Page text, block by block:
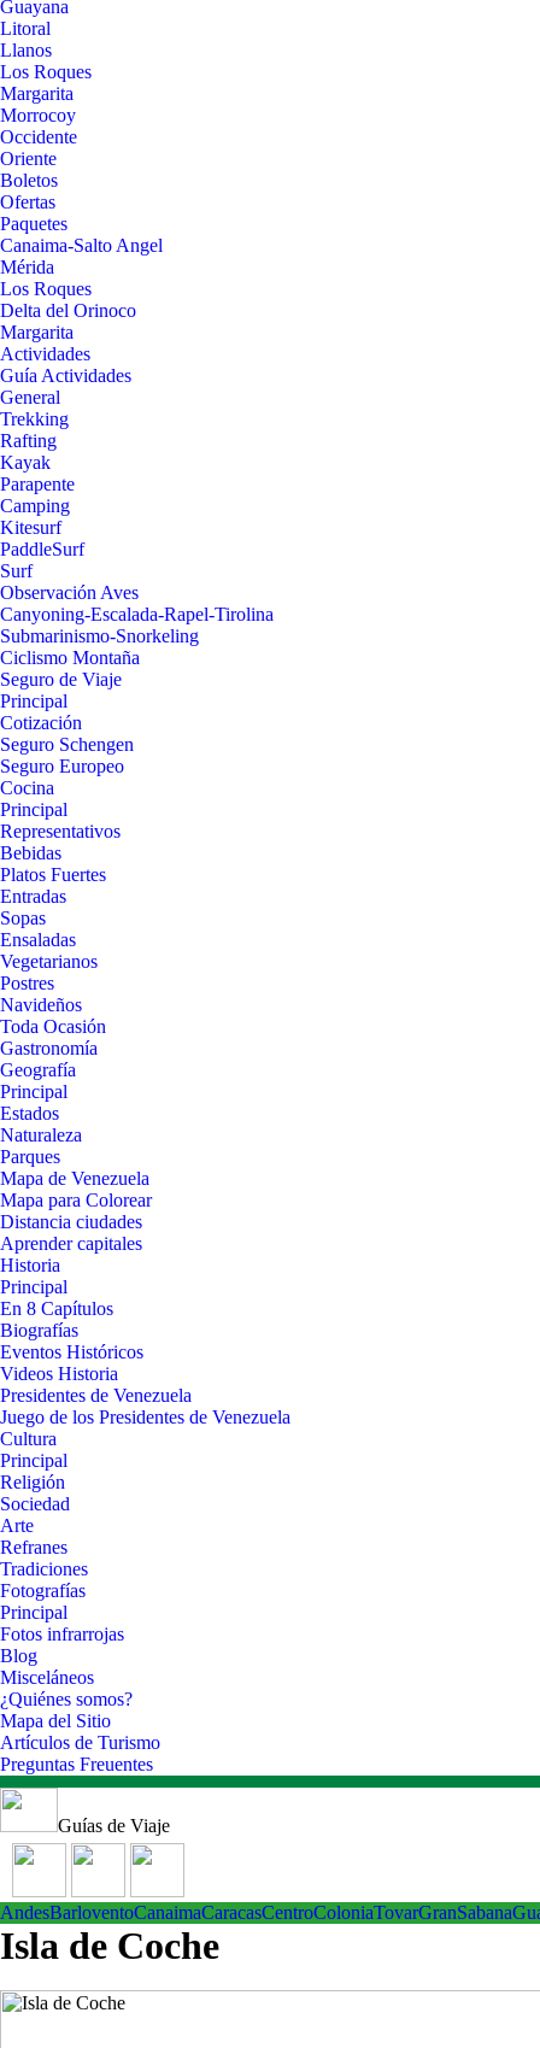
Guayana
Litoral
Llanos
Los Roques
Margarita
Morrocoy
Occidente
Oriente
Boletos
Ofertas
Paquetes
Canaima-Salto Angel
Mérida
Los Roques
Delta del Orinoco
Margarita
Actividades
Guía Actividades
General
Trekking
Rafting
Kayak
Parapente
Camping
Kitesurf
PaddleSurf
Surf
Observación Aves
Canyoning-Escalada-Rapel-Tirolina
Submarinismo-Snorkeling
Ciclismo Montaña
Seguro de Viaje
Principal
Cotización
Seguro Schengen
Seguro Europeo
Cocina
Principal
Representativos
Bebidas
Platos Fuertes
Entradas
Sopas
Ensaladas
Vegetarianos
Postres
Navideños
Toda Ocasión
Gastronomía
Geografía
Principal
Estados
Naturaleza
Parques
Mapa de Venezuela
Mapa para Colorear
Distancia ciudades
Aprender capitales
Historia
Principal
En 8 Capítulos
Biografías
Eventos Históricos
Videos Historia
Presidentes de Venezuela
Juego de los Presidentes de Venezuela
Cultura
Principal
Religión
Sociedad
Arte
Refranes
Tradiciones
Fotografías
Principal
Fotos infrarrojas
Blog
Misceláneos
¿Quiénes somos?
Mapa del Sitio
Artículos de Turismo
Preguntas Freuentes
Guías de Viaje
AndesBarloventoCanaimaCaracasCentroColoniaTovarGranSabana
Isla de Coche